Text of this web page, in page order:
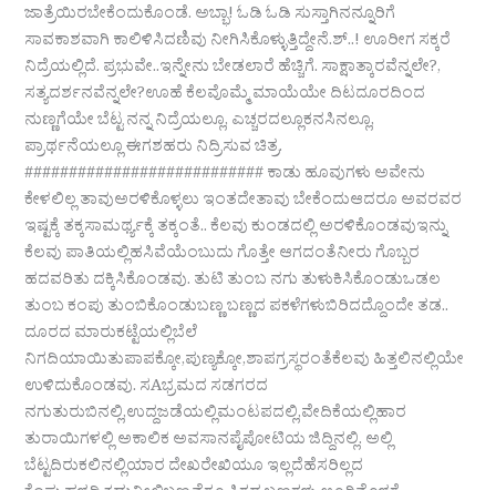
ಜಾತ್ರೆಯಿರಬೇಕೆಂದುಕೊಂಡೆ. ಅಬ್ಭಾ! ಓಡಿ ಓಡಿ ಸುಸ್ತಾಗಿನನ್ನೂರಿಗೆ
ಸಾವಕಾಶವಾಗಿ ಕಾಲಿಳಿಸಿದಣಿವು ನೀಗಿಸಿಕೊಳ್ಳುತ್ತಿದ್ದೇನೆ.ಶ್..! ಊರೀಗ ಸಕ್ಕರೆ
ನಿದ್ರೆಯಲ್ಲಿದೆ. ಪ್ರಭುವೇ..ಇನ್ನೇನು ಬೇಡಲಾರೆ ಹೆಚ್ಚಿಗೆ. ಸಾಕ್ಷಾತ್ಕಾರವೆನ್ನಲೇ?,
ಸತ್ಯದರ್ಶನವೆನ್ನಲೇ?ಊಹೆ ಕೆಲವೊಮ್ಮೆ ಮಾಯೆಯೇ ದಿಟದೂರದಿಂದ
ನುಣ್ಣಗೆಯೇ ಬೆಟ್ಟ ನನ್ನ ನಿದ್ರೆಯಲ್ಲೂ, ಎಚ್ಚರದಲ್ಲೂಕನಸಿನಲ್ಲೂ,
ಪ್ರಾರ್ಥನೆಯಲ್ಲೂ ಈಗಶಹರು ನಿದ್ರಿಸುವ ಚಿತ್ರ.
########################### ಕಾಡು ಹೂವುಗಳು ಅವೇನು
ಕೇಳಲಿಲ್ಲ ತಾವುಅರಳಿಕೊಳ್ಳಲು ಇಂತದೇತಾವು ಬೇಕೆಂದುಆದರೂ ಅವರವರ
ಇಷ್ಟಕ್ಕೆ ತಕ್ಕಸಾಮರ್ಥ್ಯಕ್ಕೆ ತಕ್ಕಂತೆ.. ಕೆಲವು ಕುಂಡದಲ್ಲಿ ಅರಳಿಕೊಂಡವುಇನ್ನು
ಕೆಲವು ಪಾತಿಯಲ್ಲಿಹಸಿವೆಯೆಂಬುದು ಗೊತ್ತೇ ಆಗದಂತೆನೀರು ಗೊಬ್ಬರ
ಹದವರಿತು ದಕ್ಕಿಸಿಕೊಂಡವು. ತುಟಿ ತುಂಬ ನಗು ತುಳುಕಿಸಿಕೊಂಡುಒಡಲ
ತುಂಬ ಕಂಪು ತುಂಬಿಕೊಂಡುಬಣ್ಣ ಬಣ್ಣದ ಪಕಳೆಗಳುಬಿರಿದದ್ದೊಂದೇ ತಡ..
ದೂರದ ಮಾರುಕಟ್ಟೆಯಲ್ಲಿಬೆಲೆ
ನಿಗದಿಯಾಯಿತುಪಾಪಕ್ಕೋ,ಪುಣ್ಯಕ್ಕೋ,ಶಾಪಗ್ರಸ್ಥರಂತೆಕೆಲವು ಹಿತ್ತಲಿನಲ್ಲಿಯೇ
ಉಳಿದುಕೊಂಡವು. ಸAಭ್ರಮದ ಸಡಗರದ
ನಗುತುರುಬಿನಲ್ಲಿ,ಉದ್ದಜಡೆಯಲ್ಲಿಮಂಟಪದಲ್ಲಿ,ವೇದಿಕೆಯಲ್ಲಿಹಾರ
ತುರಾಯಿಗಳಲ್ಲಿ ಅಕಾಲಿಕ ಅವಸಾನಪೈಪೋಟಿಯ ಜಿದ್ದಿನಲ್ಲಿ. ಅಲ್ಲಿ
ಬೆಟ್ಟದಿರುಕಲಿನಲ್ಲಿಯಾರ ದೇಖರೇಖಿಯೂ ಇಲ್ಲದೆಹೆಸರಿಲ್ಲದ